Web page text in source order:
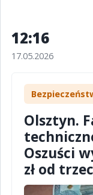
12:16
17.05.2026
Olsztyn.
Oszuści
zł od